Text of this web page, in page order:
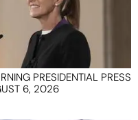
PRESIDENTIAL PRESS
6, 2026